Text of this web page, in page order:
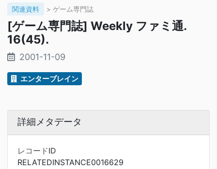
関連資料 > ゲーム専門誌
[ゲーム専門誌] Weekly ファミ通.
16(45).
2001-11-09
エンターブレイン
詳細メタデータ
レコードID
RELATEDINSTANCE0016629